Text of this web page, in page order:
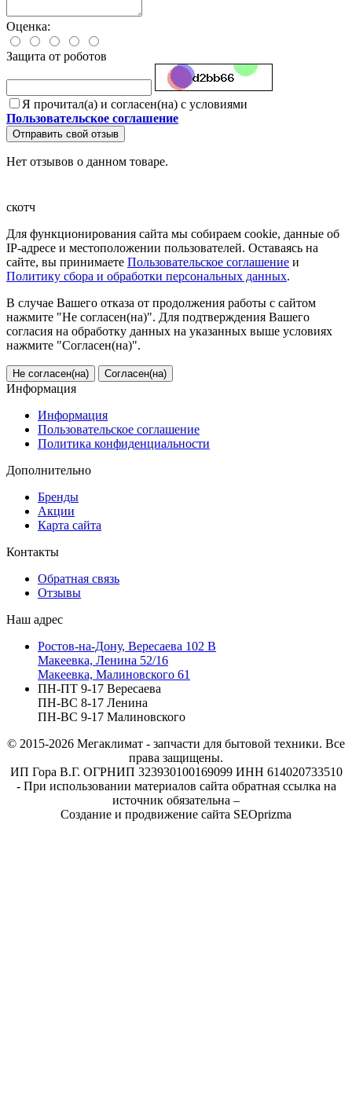
Оценка:
Защита от роботов
Я прочитал(а) и согласен(на) с условиями
Пользовательское соглашение
Отправить свой отзыв
Нет отзывов о данном товаре.
скотч
Для функционирования сайта мы собираем cookie, данные об
IP-адресе и местоположении пользователей. Оставаясь на
сайте, вы принимаете Пользовательское соглашение и
Политику сбора и обработки персональных данных.
В случае Вашего отказа от продолжения работы с сайтом
нажмите "Не согласен(на)". Для подтверждения Вашего
согласия на обработку данных на указанных выше условиях
нажмите "Согласен(на)".
Не согласен(на) Согласен(на)
Информация
Информация
Пользовательское соглашение
Политика конфиденциальности
Дополнительно
Бренды
Акции
Карта сайта
Контакты
Обратная связь
Отзывы
Наш адрес
Ростов-на-Дону, Вересаева 102 В
Макеевка, Ленина 52/16
Макеевка, Малиновского 61
ПН-ПТ 9-17 Вересаева
ПН-ВС 8-17 Ленина
ПН-ВС 9-17 Малиновского
© 2015-2026 Мегаклимат - запчасти для бытовой техники. Все
права защищены.
ИП Гора В.Г. ОГРНИП 323930100169099 ИНН 614020733510
- При использовании материалов сайта обратная ссылка на
источник обязательна –
Создание и продвижение сайта SEOprizma